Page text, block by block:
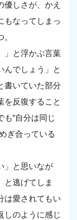
優しさが、かえ
もなってしまっ
」と浮かぶ言葉
んでしょう」と
書いていた部分
を反復すること
も“自分は同じ
ぎ合っている
」と思いなが
と逃げてしま
は愛されてもい
しのように感じ